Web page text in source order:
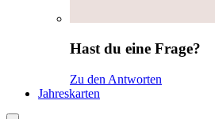
Hast du eine Frage?
Zu den Antworten
Jahreskarten